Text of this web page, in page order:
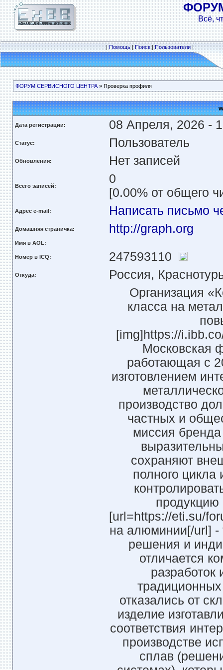
Всё,
|Помощь|Поиск|Пользователи|
ФОРУМ СЕРВИСНОГО ЦЕНТРА» Проверка профиля
Дата регистрации: 08 Апреля, 2026 -
Статус: Пользователь
Обновления: Нет записей
Всего записей:
0
[0.00% от общего
Адрес e-mail: Написать письмо
Домашняя страничка: http://graph.org
Имя в AOL:
Номер в ICQ: 247593110
Откуда: Россия,
Организация
класса на
[img]https://
Московская
работающая с
изготовлением
производство
частных и
миссия бренда
сохраняют
полного цикла
[url=https://eti.su/
на алюминии[/url]
решения и
отличается
разработок
отказались от
изделие
соответствия
производстве
сплав